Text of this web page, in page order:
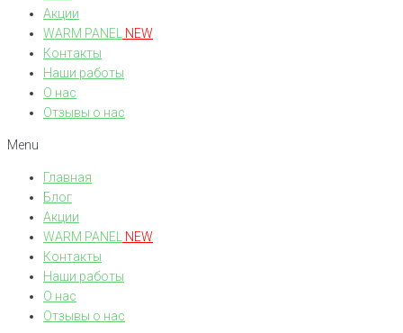
Акции
WARM PANEL
NEW
Контакты
Наши работы
О нас
Отзывы о нас
Menu
Главная
Блог
Акции
WARM PANEL
NEW
Контакты
Наши работы
О нас
Отзывы о нас